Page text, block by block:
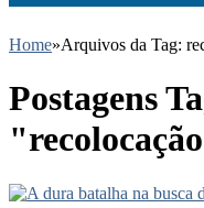
Home»Arquivos da Tag:
Postagens